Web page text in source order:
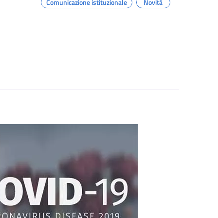
Comunicazione istituzionale Novità